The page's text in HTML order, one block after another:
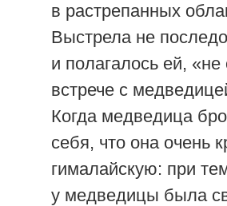
в растрепанных
Выстрела не
и полагалось ей,
встрече с
Когда медведица
себя, что она очень
гималайскую: при
у медведицы была